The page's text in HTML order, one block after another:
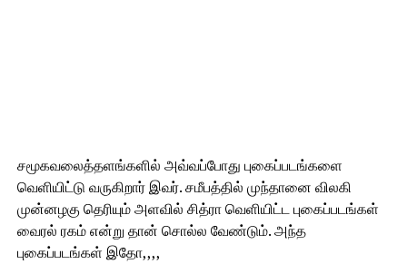
சமூகவலைத்தளங்களில் அவ்வப்போது புகைப்படங்களை
வெளியிட்டு வருகிறார் இவர். சமீபத்தில் முந்தானை விலகி
முன்னழகு தெரியும் அளவில் சித்ரா வெளியிட்ட புகைப்படங்கள்
வைரல் ரகம் என்று தான் சொல்ல வேண்டும். அந்த
புகைப்படங்கள் இதோ,,,,